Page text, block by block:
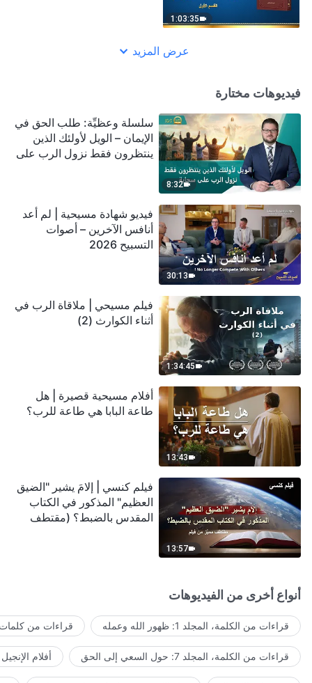
1:03:35
عرض المزيد
فيديوهات مختارة
8:32
سلسلة وعظيِّة: طلب الحق في
الإيمان – الويل لأولئك الذين
ينتظرون فقط نزول الرب على
30:13
فيديو شهادة مسيحية | لم أعد
أنافس الآخرين – أصوات
التسبيح 2026
1:34:45
فيلم مسيحي | ملاقاة الرب في
أثناء الكوارث (2)
13:43
أفلام مسيحية قصيرة | هل
طاعة البابا هي طاعة للرب؟
13:57
فيلم كنسي | إلامَ يشير "الضيق
العظيم" المذكور في الكتاب
المقدس بالضبط؟ (مقتطف
أنواع أخرى من الفيديوهات
قراءات من الكلمة، المجلد 1: ظهور الله وعمله قراءات من كلمات
قراءات من الكلمة، المجلد 7: حول السعي إلى الحق أفلام الإنجيل